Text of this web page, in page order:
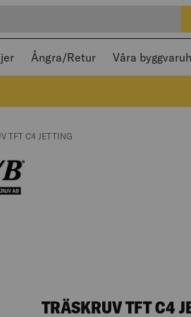
Ångra/Retur Våra
PAGE:
TFT C4 JETTING
TRÄSKRUV TFT C4